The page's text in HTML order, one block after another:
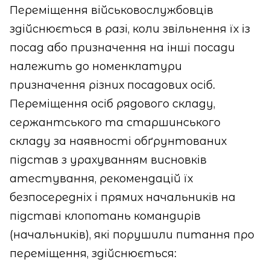
Переміщення військовослужбовців
здійснюється в разі, коли звільнення їх із
посад або призначення на інші посади
належить до номенклатури
призначення різних посадових осіб.
Переміщення осіб рядового складу,
сержантського та старшинського
складу за наявності обґрунтованих
підстав з урахуванням висновків
атестування, рекомендацій їх
безпосередніх і прямих начальників на
підставі клопотань командирів
(начальників), які порушили питання про
переміщення, здійснюється: